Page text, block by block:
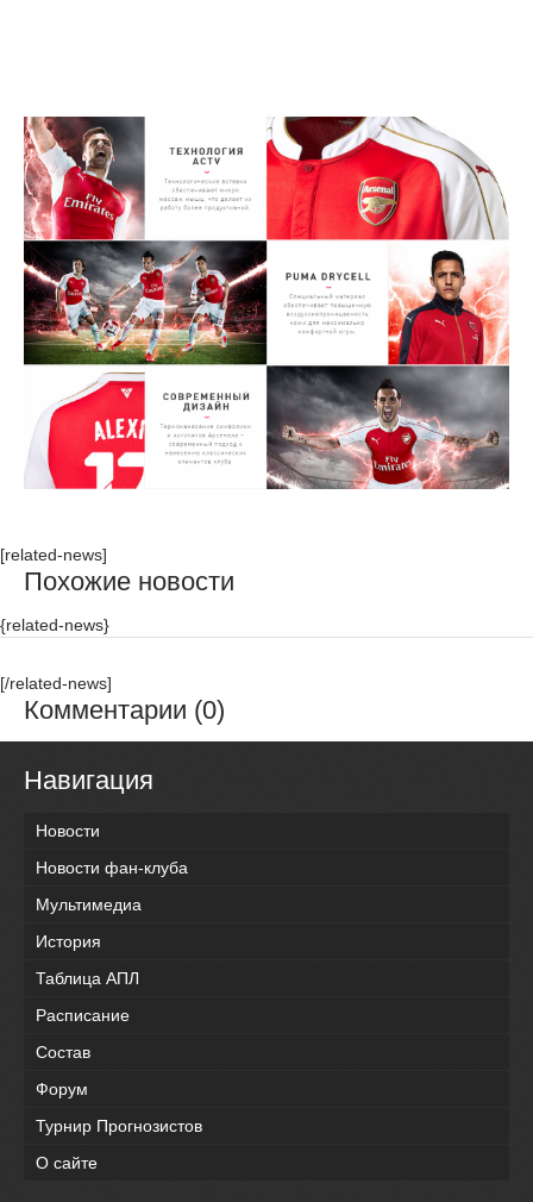
[related-news]
Похожие новости
{related-news}
[/related-news]
Комментарии (0)
Навигация
Новости
Новости фан-клуба
Мультимедиа
История
Таблица АПЛ
Расписание
Состав
Форум
Турнир Прогнозистов
О сайте